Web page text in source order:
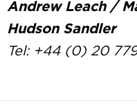
Andrew Leach /
Hudson Sandler
Tel: +44 (0) 20